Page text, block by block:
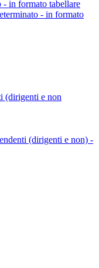
- in formato tabellare
- in formato
(dirigenti e non
(dirigenti e non) -